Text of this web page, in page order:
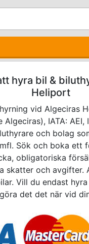
hyra bil &
Heliport
vid Algeciras
IATA: AEI,
och bolag
Sök och boka ett
obligatoriska
skatter och avgifter.
Vill du endast
det det när vid